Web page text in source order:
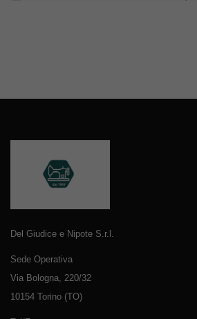
Del Giudice e Nipote S.r.l.
Sede Operativa
Via Bologna, 220/32
10154 Torino (TO)